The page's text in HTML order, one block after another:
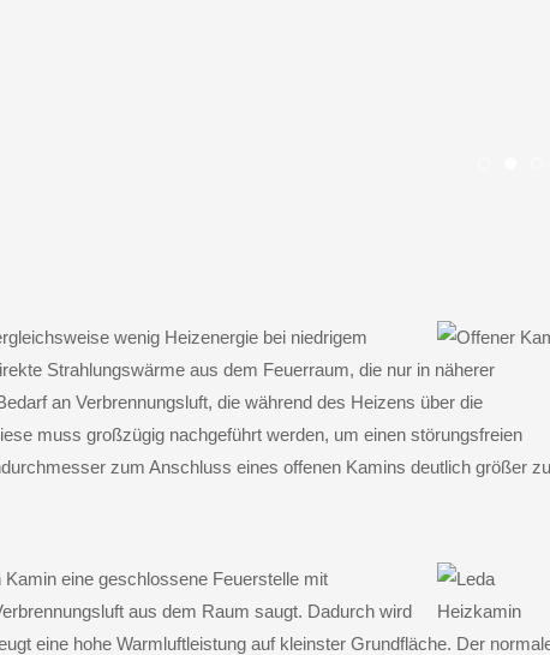
wenig Heizenergie bei niedrigem
Strahlungswärme aus dem Feuerraum, die nur in näherer
an Verbrennungsluft, die während des Heizens über die
muss großzügig nachgeführt werden, um einen störungsfreien
zum Anschluss eines offenen Kamins deutlich größer zu
eine geschlossene Feuerstelle mit
aus dem Raum saugt. Dadurch wird
eine hohe Warmluftleistung auf kleinster Grundfläche. Der